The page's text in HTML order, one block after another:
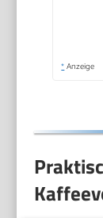
* Anzeige